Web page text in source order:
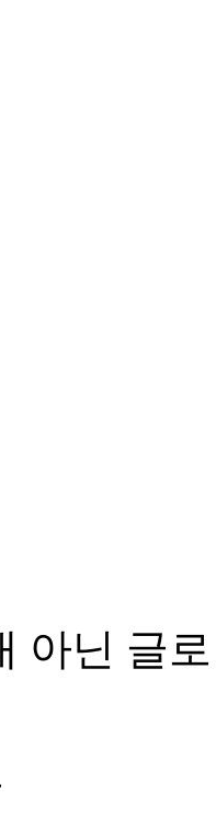
아닌 글